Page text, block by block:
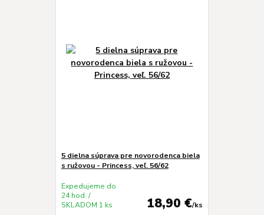
5 dielna súprava pre novorodenca biela
s ružovou - Princess, veľ. 56/62
18,90 €/ks
Expedujeme do
24 hod. /
SKLADOM 1 ks